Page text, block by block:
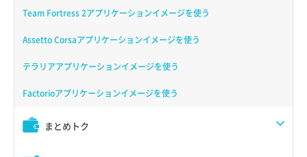
Team Fortress 2アプリケーションイメージを使う
Assetto Corsaアプリケーションイメージを使う
テラリアアプリケーションイメージを使う
Factorioアプリケーションイメージを使う
まとめトク